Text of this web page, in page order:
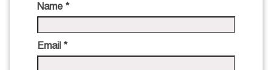
Name *
Email *